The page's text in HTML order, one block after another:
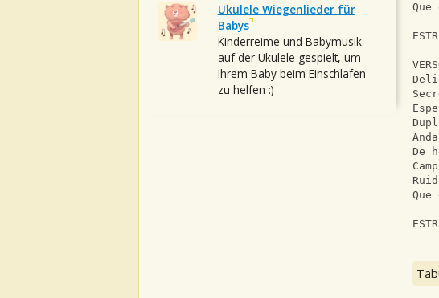
De
Ukulele Wiegenlieder für
Babys
Kinderreime und Babymusik
auf der Ukulele gespielt, um
Ihrem Baby beim Einschlafen
zu helfen :)